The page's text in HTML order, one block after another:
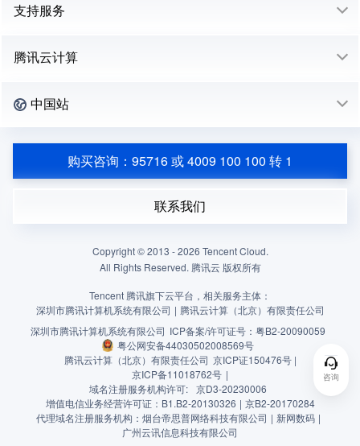
咨询
支持服务
腾讯云计算
中国站
购买咨询：95716 或 4009 100 100 转 1
联系我们
Copyright © 2013 -2026 Tencent Cloud.
All Rights Reserved. 腾讯云 版权所有
Tencent 腾讯旗下云平台，相关服务主体：
深圳市腾讯计算机系统有限公司 | 腾讯云计算（北京）有限责任公司
深圳市腾讯计算机系统有限公司 ICP备案/许可证号： 粤B2-20090059
粤公网安备44030502008569号
腾讯云计算（北京）有限责任公司 京ICP证150476号 |
京ICP备11018762号 |
域名注册服务机构许可: 京D3-20230006
增值电信业务经营许可证：B1.B2-20130326 | 京B2-20170284
代理域名注册服务机构：烟台帝思普网络科技有限公司 | 新网数码 |
广州云讯信息科技有限公司